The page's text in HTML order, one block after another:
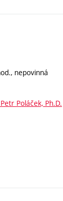
nepovinná
Poláček, Ph.D.